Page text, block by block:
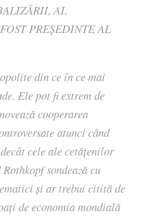
AL
PREŞEDINTE AL
din ce în ce mai
Ele pot fi extrem de
cooperarea
atunci când
cele ale cetăţenilor
sondează cu
şi ar trebui citită de
de economia mondială